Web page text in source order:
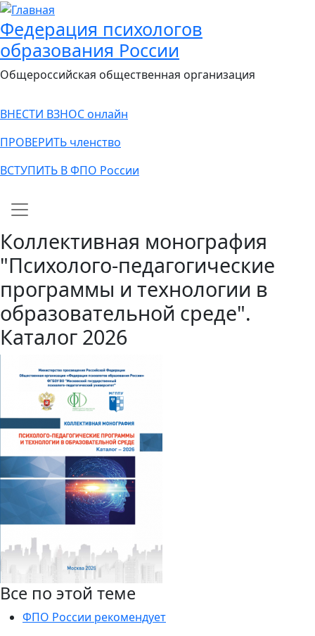
Федерация психологов
образования России
Общероссийская общественная организация
ВНЕСТИ ВЗНОС онлайн
ПРОВЕРИТЬ членство
ВСТУПИТЬ В ФПО России
Main navigation
Коллективная монография
"Психолого-педагогические
программы и технологии в
образовательной среде".
Каталог 2026
Все по этой теме
ФПО России рекомендует